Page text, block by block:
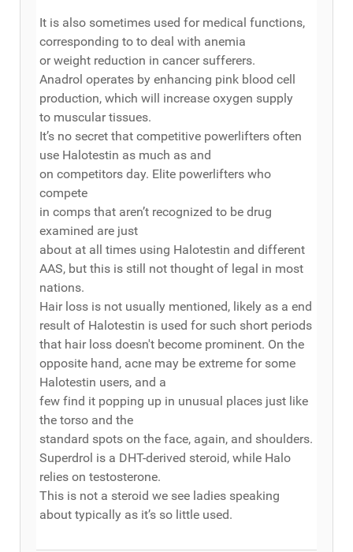
It is also sometimes used for medical functions,
corresponding to to deal with anemia
or weight reduction in cancer sufferers.
Anadrol operates by enhancing pink blood cell
production, which will increase oxygen supply
to muscular tissues.
It’s no secret that competitive powerlifters often
use Halotestin as much as and
on competitors day. Elite powerlifters who
compete
in comps that aren’t recognized to be drug
examined are just
about at all times using Halotestin and different
AAS, but this is still not thought of legal in most
nations.
Hair loss is not usually mentioned, likely as a end
result of Halotestin is used for such short periods
that hair loss doesn't become prominent. On the
opposite hand, acne may be extreme for some
Halotestin users, and a
few find it popping up in unusual places just like
the torso and the
standard spots on the face, again, and shoulders.
Superdrol is a DHT-derived steroid, while Halo
relies on testosterone.
This is not a steroid we see ladies speaking
about typically as it’s so little used.